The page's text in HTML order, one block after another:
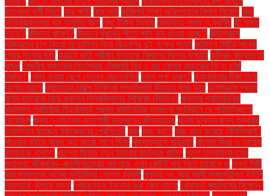
ছাত্রদল কর্মী নিহত কার ক্ষতি কার লাভ কারিগরি শিক্ষা অধিদপ্তরে বিশাল নিয়োগ কিছু
অধিনায়কত্বের নাম অনুমিত ছিল কিছু ইঙ্গিত মিলছে কিডনিতে পাথর ও করণীয় কী আছে
তাতে? কীভাবে খাবেন? কীভাবে বুঝবেন শীতে পানি কম খাওয়া হচ্ছে? কুড়িগ্রামে
দরিদ্রদের চাল বিতরণের তালিকা নিয়ে বিএনপির দুই পক্ষের সংঘর্ষ কুমিল্লা সিটির সাবেক
মেয়র সূচনার জমি কুয়েটে ভর্তি পরীক্ষা উপলক্ষে বিমানের বিশেষ ফ্লাইট কৃত্রিম বুদ্ধিমত্তা
কৃষক কেন্দ্রীয় ব্যাংকের নির্দেশনায় ট্রেজারি বিল ও বন্ড কেনায় ব্যাংকের ফি ও চার্জ
নির্ধারণ" কোন কথায় রেগে গেলেন জেলেনস্কি কোন পক্ষ হারল? ক্যানসারের টিকা নিয়ে
আশার আলো ক্যান্সারের বিকল্প চিকিৎসা পদ্ধতিগুলি কীভাবে কাজ করে ক্লাসরুমে প্রথম
বর্ষের ছাত্রকে বিয়ে করলেন বিশ্ববিদ্যালয় শিক্ষিকা (ভিডিও) ক্ষমতার প্রাতিষ্ঠানিক
ভারসাম্য প্রতিষ্ঠায় বিএনপিসহ প্রধান রাজনৈতিক দলগুলো সংবিধানে যে পরিবর্তনগুলো
চেয়েছিল ক্ষুদ্র নৃ-তাত্বিক জনগোষ্ঠী চাকমাদের জীবনযাত্রা খনিজ চুক্তির জন্য শুক্রবার
ওয়াশিংটন যাচ্ছেন ইউক্রেনের প্রেসিডেন্ট খবর খরচ কত? খরচ বহন করেছে বিসিসিআই"
খাওয়ার বাইরে আরও কত কাজে লাগে ডিম! খাদ্যাভ্যাসে পরিবর্তন খালেদা জিয়া ও তারেক
রহমানকে খালাস'' খালেদা জিয়ার নতুন মামলার কার্যক্রম বাতিল খুলনা বিশ্ববিদ্যালয়ের
স্থাপনা: জীবনানন্দ–জগদীশচন্দ্রের নাম মুছে এখন কেউই দায় নিতে চাচ্ছেন না খুলনা সিটি
করপোরেশনের সাবেক কাউন্সিলর গোলাম রব্বানী খুলনায় ৭৪ বছর বয়সী সাজাপ্রাপ্ত ইউপি
সদস্যকে কুপিয়ে হত্যা খেজুর দিয়ে ইফতার করা কেন ভালো খেলাফত মজলিসের বিক্ষোভ: